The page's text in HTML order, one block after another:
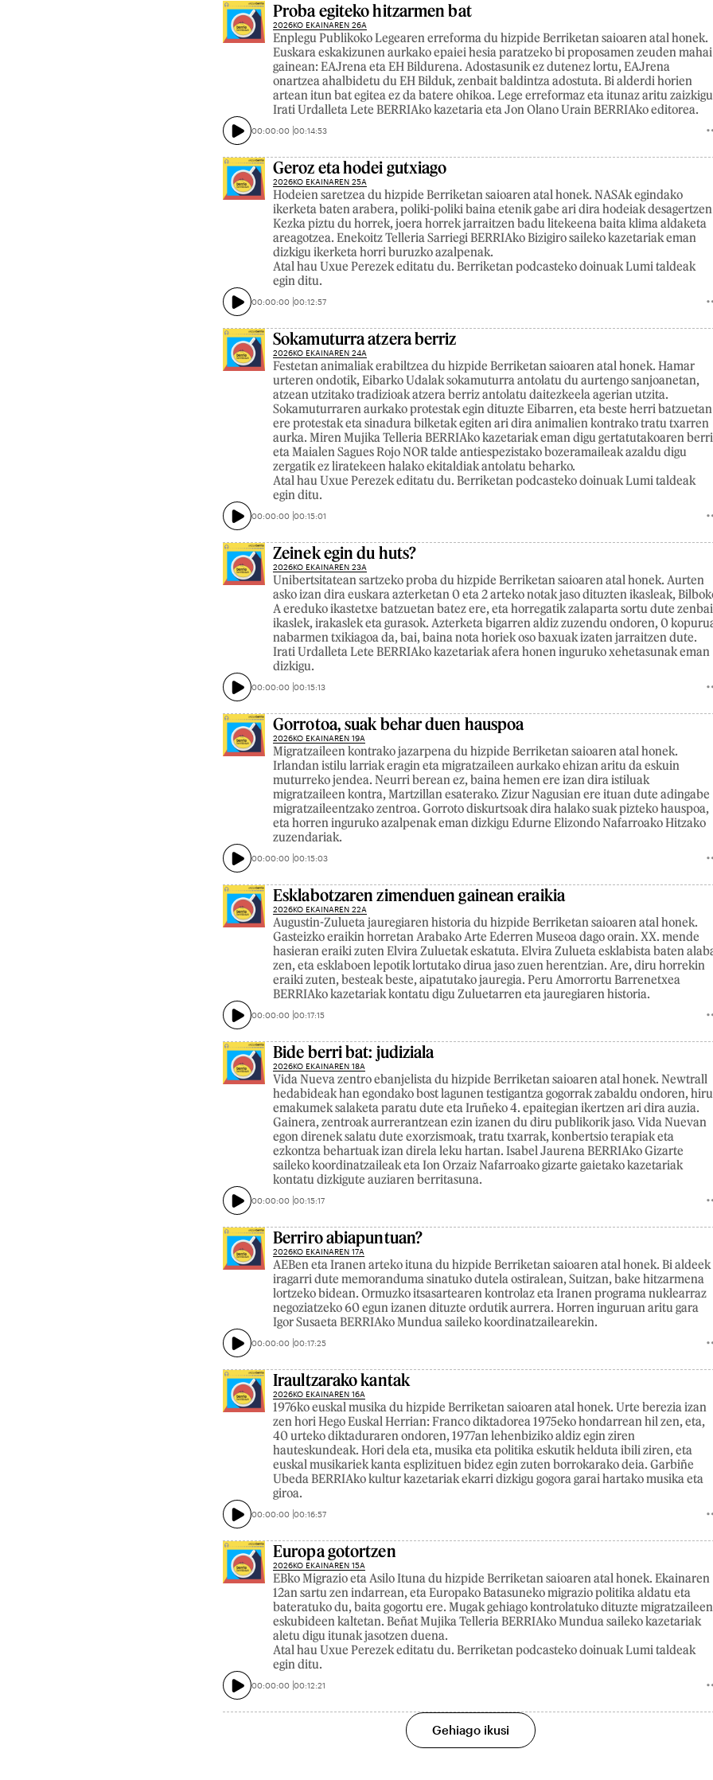
Proba egiteko hitzarmen bat
2026KO EKAINAREN 26A
Enplegu Publikoko Legearen erreforma du hizpide Berriketan saioaren atal honek.
Euskara eskakizunen aurkako epaiei hesia paratzeko bi proposamen zeuden mahai
gainean: EAJrena eta EH Bildurena. Adostasunik ez dutenez lortu, EAJrena
onartzea ahalbidetu du EH Bilduk, zenbait baldintza adostuta. Bi alderdi horien
artean itun bat egitea ez da batere ohikoa. Lege erreformaz eta itunaz aritu zaizkigu
Irati Urdalleta Lete BERRIAko kazetaria eta Jon Olano Urain BERRIAko editorea.
00:00:00 00:14:53
Geroz eta hodei gutxiago
2026KO EKAINAREN 25A
Hodeien saretzea du hizpide Berriketan saioaren atal honek. NASAk egindako
ikerketa baten arabera, poliki-poliki baina etenik gabe ari dira hodeiak
Kezka piztu du horrek, joera horrek jarraitzen badu litekeena baita klima aldaketa
areagotzea. Enekoitz Telleria Sarriegi BERRIAko Bizigiro saileko kazetariak eman
dizkigu ikerketa horri buruzko azalpenak.
Atal hau Uxue Perezek editatu du. Berriketan podcasteko doinuak Lumi taldeak
egin ditu.
00:00:00 00:12:57
Sokamuturra atzera berriz
2026KO EKAINAREN 24A
Festetan animaliak erabiltzea du hizpide Berriketan saioaren atal honek. Hamar
urteren ondotik, Eibarko Udalak sokamuturra antolatu du aurtengo sanjoanetan,
atzean utzitako tradizioak atzera berriz antolatu daitezkeela agerian utzita.
Sokamuturraren aurkako protestak egin dituzte Eibarren, eta beste herri batzuetan
ere protestak eta sinadura bilketak egiten ari dira animalien kontrako tratu txarren
aurka. Miren Mujika Telleria BERRIAko kazetariak eman digu gertatutakoaren
eta Maialen Sagues Rojo NOR talde antiespezistako bozeramaileak azaldu digu
zergatik ez liratekeen halako ekitaldiak antolatu beharko.
Atal hau Uxue Perezek editatu du. Berriketan podcasteko doinuak Lumi taldeak
egin ditu.
00:00:00 00:15:01
Zeinek egin du huts?
2026KO EKAINAREN 23A
Unibertsitatean sartzeko proba du hizpide Berriketan saioaren atal honek. Aurten
asko izan dira euskara azterketan 0 eta 2 arteko notak jaso dituzten ikasleak,
A ereduko ikastetxe batzuetan batez ere, eta horregatik zalaparta sortu dute
ikaslek, irakaslek eta gurasok. Azterketa bigarren aldiz zuzendu ondoren, 0
nabarmen txikiagoa da, bai, baina nota horiek oso baxuak izaten jarraitzen dute.
Irati Urdalleta Lete BERRIAko kazetariak afera honen inguruko xehetasunak eman
dizkigu.
00:00:00 00:15:13
Gorrotoa, suak behar duen hauspoa
2026KO EKAINAREN 19A
Migratzaileen kontrako jazarpena du hizpide Berriketan saioaren atal honek.
Irlandan istilu larriak eragin eta migratzaileen aurkako ehizan aritu da eskuin
muturreko jendea. Neurri berean ez, baina hemen ere izan dira istiluak
migratzaileen kontra, Martzillan esaterako. Zizur Nagusian ere ituan dute adingabe
migratzaileentzako zentroa. Gorroto diskurtsoak dira halako suak pizteko hauspoa,
eta horren inguruko azalpenak eman dizkigu Edurne Elizondo Nafarroako Hitzako
zuzendariak.
00:00:00 00:15:03
Esklabotzaren zimenduen gainean eraikia
2026KO EKAINAREN 22A
Augustin-Zulueta jauregiaren historia du hizpide Berriketan saioaren atal honek.
Gasteizko eraikin horretan Arabako Arte Ederren Museoa dago orain. XX. mende
hasieran eraiki zuten Elvira Zuluetak eskatuta. Elvira Zulueta esklabista baten
zen, eta esklaboen lepotik lortutako dirua jaso zuen herentzian. Are, diru horrekin
eraiki zuten, besteak beste, aipatutako jauregia. Peru Amorrortu Barrenetxea
BERRIAko kazetariak kontatu digu Zuluetarren eta jauregiaren historia.
00:00:00 00:17:15
Bide berri bat: judiziala
2026KO EKAINAREN 18A
Vida Nueva zentro ebanjelista du hizpide Berriketan saioaren atal honek. Newtrall
hedabideak han egondako bost lagunen testigantza gogorrak zabaldu ondoren, hiru
emakumek salaketa paratu dute eta Iruñeko 4. epaitegian ikertzen ari dira auzia.
Gainera, zentroak aurrerantzean ezin izanen du diru publikorik jaso. Vida Nuevan
egon direnek salatu dute exorzismoak, tratu txarrak, konbertsio terapiak eta
ezkontza behartuak izan direla leku hartan. Isabel Jaurena BERRIAko Gizarte
saileko koordinatzaileak eta Ion Orzaiz Nafarroako gizarte gaietako kazetariak
kontatu dizkigute auziaren berritasuna.
00:00:00 00:15:17
Berriro abiapuntuan?
2026KO EKAINAREN 17A
AEBen eta Iranen arteko ituna du hizpide Berriketan saioaren atal honek. Bi aldeek
iragarri dute memoranduma sinatuko dutela ostiralean, Suitzan, bake hitzarmena
lortzeko bidean. Ormuzko itsasartearen kontrolaz eta Iranen programa nuklearraz
negoziatzeko 60 egun izanen dituzte ordutik aurrera. Horren inguruan aritu gara
Igor Susaeta BERRIAko Mundua saileko koordinatzailearekin.
00:00:00 00:17:25
Iraultzarako kantak
2026KO EKAINAREN 16A
1976ko euskal musika du hizpide Berriketan saioaren atal honek. Urte berezia izan
zen hori Hego Euskal Herrian: Franco diktadorea 1975eko hondarrean hil zen, eta,
40 urteko diktaduraren ondoren, 1977an lehenbiziko aldiz egin ziren
hauteskundeak. Hori dela eta, musika eta politika eskutik helduta ibili ziren, eta
euskal musikariek kanta esplizituen bidez egin zuten borrokarako deia. Garbiñe
Ubeda BERRIAko kultur kazetariak ekarri dizkigu gogora garai hartako musika eta
giroa.
00:00:00 00:16:57
Europa gotortzen
2026KO EKAINAREN 15A
EBko Migrazio eta Asilo Ituna du hizpide Berriketan saioaren atal honek. Ekainaren
12an sartu zen indarrean, eta Europako Batasuneko migrazio politika aldatu eta
bateratuko du, baita gogortu ere. Mugak gehiago kontrolatuko dituzte migratzaileen
eskubideen kaltetan. Beñat Mujika Telleria BERRIAko Mundua saileko kazetariak
aletu digu itunak jasotzen duena.
Atal hau Uxue Perezek editatu du. Berriketan podcasteko doinuak Lumi taldeak
egin ditu.
00:00:00 00:12:21
Gehiago ikusi